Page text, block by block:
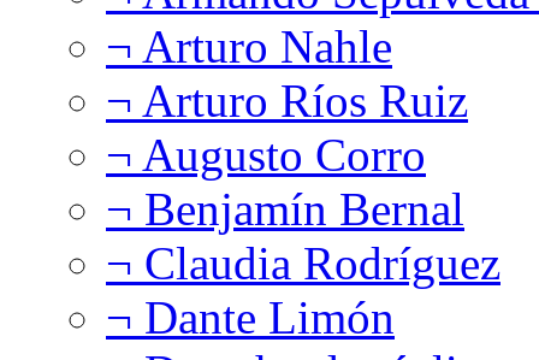
¬ Arturo Nahle
¬ Arturo Ríos Ruiz
¬ Augusto Corro
¬ Benjamín Bernal
¬ Claudia Rodríguez
¬ Dante Limón